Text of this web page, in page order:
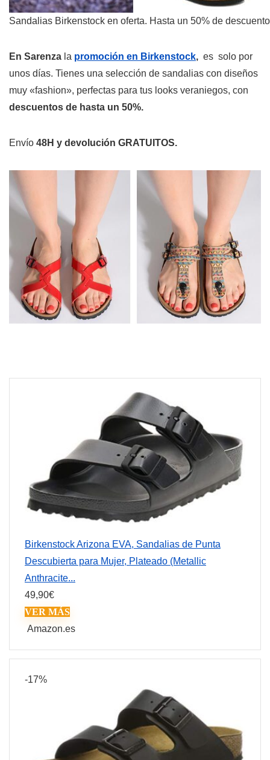
Sandalias Birkenstock en oferta. Hasta un 50% de
En Sarenza la promoción en Birkenstock, es solo por
unos días. Tienes una selección de sandalias con diseños
muy «fashion», perfectas para tus looks veraniegos, con
descuentos de hasta un 50%.
Envío 48H y devolución GRATUITOS.
Birkenstock Arizona EVA, Sandalias de Punta
Descubierta para Mujer, Plateado (Metallic
Anthracite...
49,90€
VER MÁS
Amazon.es
-17%